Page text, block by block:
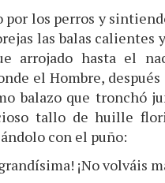
por los perros y
las balas calientes
arrojado hasta el
el Hombre,
balazo que tronchó
tallo de huille
con el puño:
¡No volváis